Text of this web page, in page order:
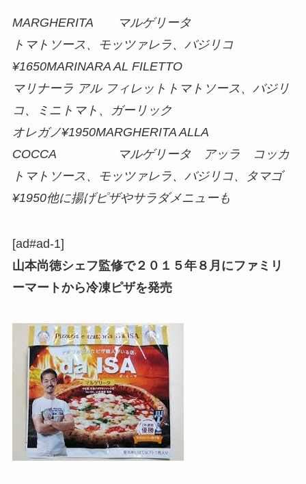
MARGHERITA マルゲリータ
トマトソース、モッツァレラ、バジリコ
¥1650MARINARA AL FILETTO
マリナーラ アル フィレットトマトソース、バジリ
コ、ミニトマト、ガーリック
オレガノ¥1950MARGHERITA ALLA
COCCA マルゲリータ アッラ コッカ
トマトソース、モッツァレラ、バジリコ、タマゴ
¥1950他に揚げピザやサラダメニューも
[ad#ad-1]
山本尚徳シェフ監修で２０１５年８月にファミリ
ーマートから冷凍ピザを発売